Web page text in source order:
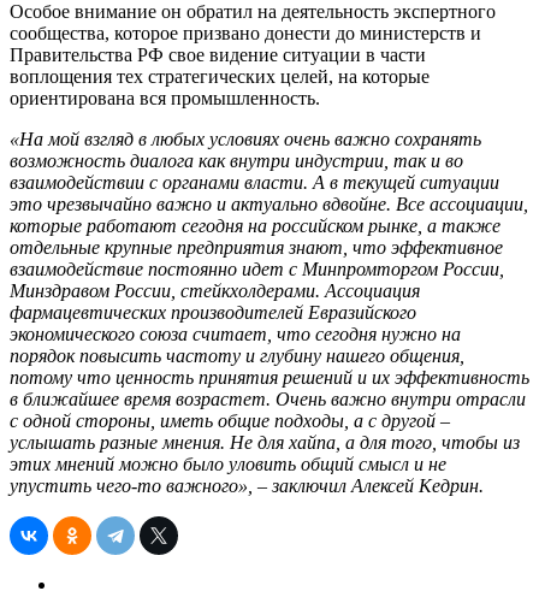
Особое внимание он обратил на деятельность экспертного
сообщества, которое призвано донести до министерств и
Правительства РФ свое видение ситуации в части
воплощения тех стратегических целей, на которые
ориентирована вся промышленность.
«На мой взгляд в любых условиях очень важно сохранять
возможность диалога как внутри индустрии, так и во
взаимодействии с органами власти. А в текущей ситуации
это чрезвычайно важно и актуально вдвойне. Все ассоциации,
которые работают сегодня на российском рынке, а также
отдельные крупные предприятия знают, что эффективное
взаимодействие постоянно идет с Минпромторгом России,
Минздравом России, стейкхолдерами. Ассоциация
фармацевтических производителей Евразийского
экономического союза считает, что сегодня нужно на
порядок повысить частоту и глубину нашего общения,
потому что ценность принятия решений и их эффективность
в ближайшее время возрастет. Очень важно внутри отрасли
с одной стороны, иметь общие подходы, а с другой –
услышать разные мнения. Не для хайпа, а для того, чтобы из
этих мнений можно было уловить общий смысл и не
упустить чего-то важного», – заключил Алексей Кедрин.